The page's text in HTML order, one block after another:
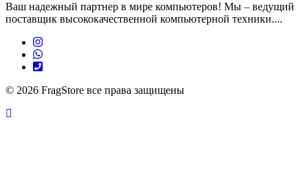
Ваш надежный партнер в мире компьютеров! Мы – ведущий
поставщик высококачественной компьютерной техники....
© 2026 FragStore все права защищены